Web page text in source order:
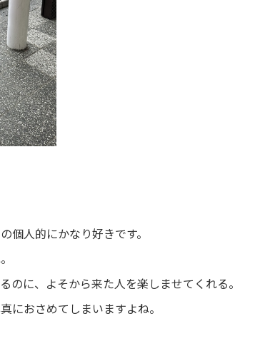
個人的にかなり好きです。
のに、よそから来た人を楽しませてくれる。
におさめてしまいますよね。